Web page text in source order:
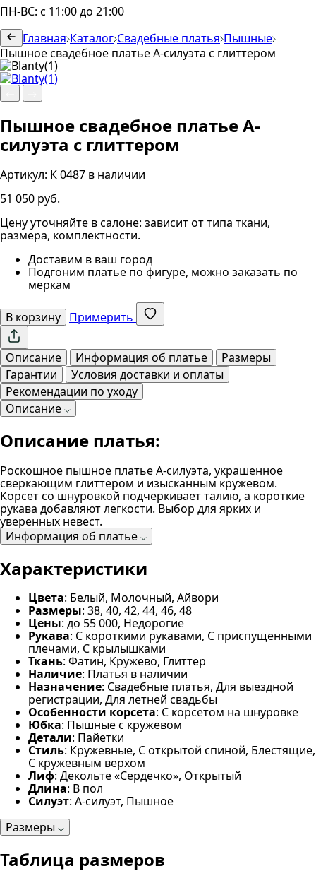
ПН-ВС: с 11:00 до 21:00
Главная Каталог Свадебные платья Пышные
Пышное свадебное платье А-силуэта с глиттером
Пышное свадебное платье А-
силуэта с глиттером
Артикул: К 0487 в наличии
51 050 руб.
Цену уточняйте в салоне: зависит от типа ткани,
размера, комплектности.
Доставим в ваш город
Подгоним платье по фигуре, можно заказать по
меркам
В корзину Примерить
Описание Информация об платье
Размеры
Гарантии
Условия доставки и оплаты
Рекомендации по уходу
Описание
Описание платья:
Роскошное пышное платье А-силуэта, украшенное
сверкающим глиттером и изысканным кружевом.
Корсет со шнуровкой подчеркивает талию, а короткие
рукава добавляют легкости. Выбор для ярких и
уверенных невест.
Информация об платье
Характеристики
Цвета: Белый, Молочный, Айвори
Размеры: 38, 40, 42, 44, 46, 48
Цены: до 55 000, Недорогие
Рукава: С короткими рукавами, С приспущенными
плечами, С крылышками
Ткань: Фатин, Кружево, Глиттер
Наличие: Платья в наличии
Назначение: Свадебные платья, Для выездной
регистрации, Для летней свадьбы
Особенности корсета: С корсетом на шнуровке
Юбка: Пышные с кружевом
Детали: Пайетки
Стиль: Кружевные, С открытой спиной, Блестящие,
С кружевным верхом
Лиф: Декольте «Сердечко», Открытый
Длина: В пол
Силуэт: А-силуэт, Пышное
Размеры
Таблица размеров